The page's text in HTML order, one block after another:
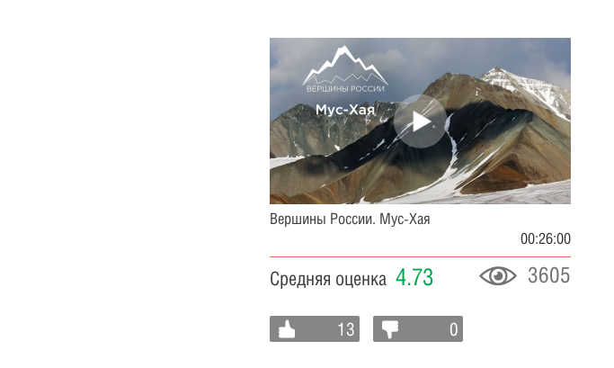
Вершины России. Мус-Хая
00:26:00
Средняя оценка 4.73 3605
13 0